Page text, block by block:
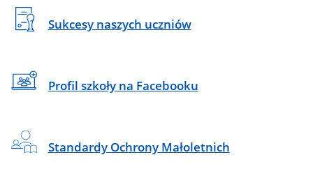
Sukcesy naszych uczniów
Profil szkoły na Facebooku
Standardy Ochrony Małoletnich